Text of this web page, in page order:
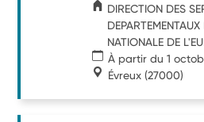
DIRECTION DES
NATIONALE DE
À partir du 1
Évreux (27000)